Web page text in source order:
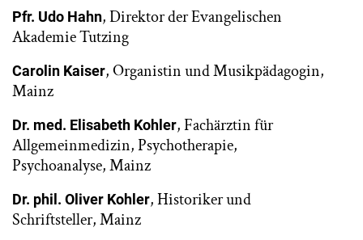
Pfr. Udo Hahn, Direktor der Evangelischen
Akademie Tutzing
Carolin Kaiser, Organistin und Musikpädagogin,
Mainz
Dr. med. Elisabeth Kohler, Fachärztin für
Allgemeinmedizin, Psychotherapie,
Psychoanalyse, Mainz
Dr. phil. Oliver Kohler, Historiker und
Schriftsteller, Mainz